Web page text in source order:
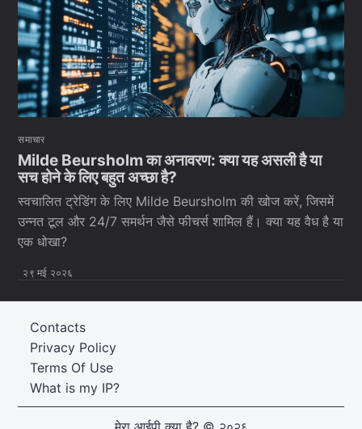
समाचार
Milde Beursholm का अनावरण: क्या यह असली है या
सच होने के लिए बहुत अच्छा है?
स्वचालित ट्रेडिंग के लिए Milde Beursholm की खोज करें, जिसमें
उन्नत टूल और 24/7 समर्थन जैसे फीचर्स शामिल हैं। क्या यह वैध है या
एक धोखा?
२९ मई २०२६
What is my IP?
Terms Of Use
Privacy Policy
Contacts